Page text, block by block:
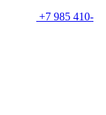
+7 985 410-